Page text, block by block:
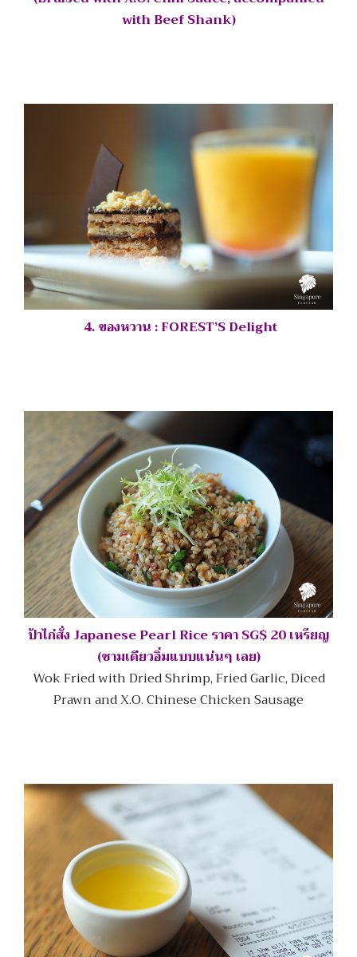
with Beef Shank)
4. ของหวาน : FOREST’S Delight
ป้าไก่สั่ง Japanese Pearl Rice ราคา SG$ 20 เหรียญ
(ชามเดียวอิ่มแบบแน่นๆ เลย)
Wok Fried with Dried Shrimp, Fried Garlic, Diced
Prawn and X.O. Chinese Chicken Sausage